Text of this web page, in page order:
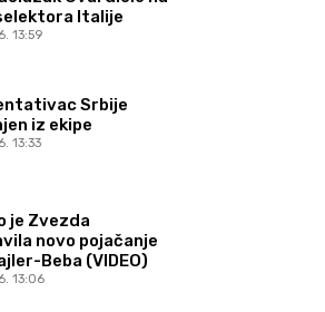
Italije
13:59
Srbije
iz ekipe
13:33
je Zvezda
novo pojačanje
Beba (VIDEO)
13:06